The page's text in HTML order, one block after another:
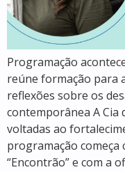
Programação
reúne formação para
reflexões sobre os
contemporânea A Cia
voltadas ao
programação começa
“Encontrão” e com a